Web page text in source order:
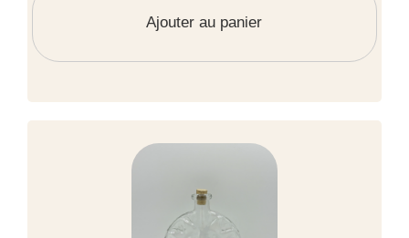
Ajouter au panier